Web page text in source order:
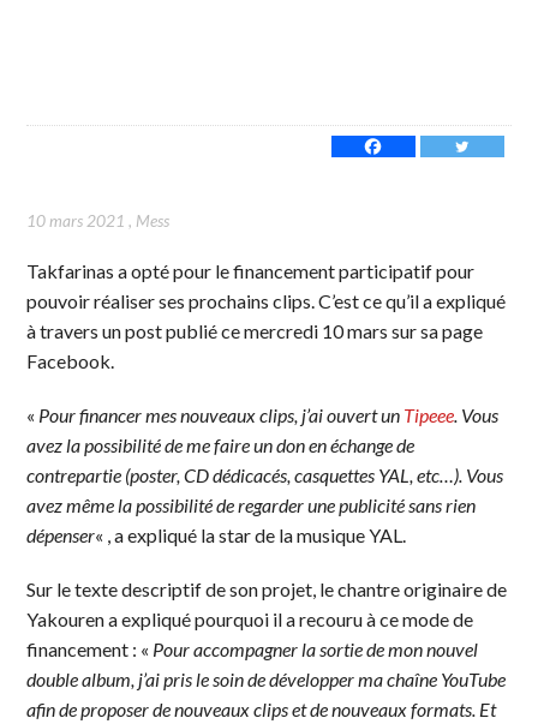
10 mars 2021 , Mess
Takfarinas a opté pour le financement participatif pour
pouvoir réaliser ses prochains clips. C’est ce qu’il a expliqué
à travers un post publié ce mercredi 10 mars sur sa page
Facebook.
« Pour financer mes nouveaux clips, j’ai ouvert un Tipeee. Vous
avez la possibilité de me faire un don en échange de
contrepartie (poster, CD dédicacés, casquettes YAL, etc…). Vous
avez même la possibilité de regarder une publicité sans rien
dépenser« , a expliqué la star de la musique YAL.
Sur le texte descriptif de son projet, le chantre originaire de
Yakouren a expliqué pourquoi il a recouru à ce mode de
financement : « Pour accompagner la sortie de mon nouvel
double album, j’ai pris le soin de développer ma chaîne YouTube
afin de proposer de nouveaux clips et de nouveaux formats. Et